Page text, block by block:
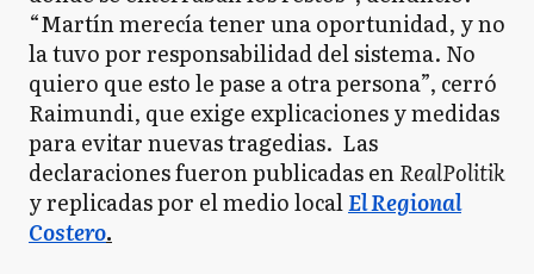
“Martín merecía tener una oportunidad, y no
la tuvo por responsabilidad del sistema. No
quiero que esto le pase a otra persona”, cerró
Raimundi, que exige explicaciones y medidas
para evitar nuevas tragedias. Las
declaraciones fueron publicadas enRealPolitik
y replicadas por el medio localEl Regional
Costero.